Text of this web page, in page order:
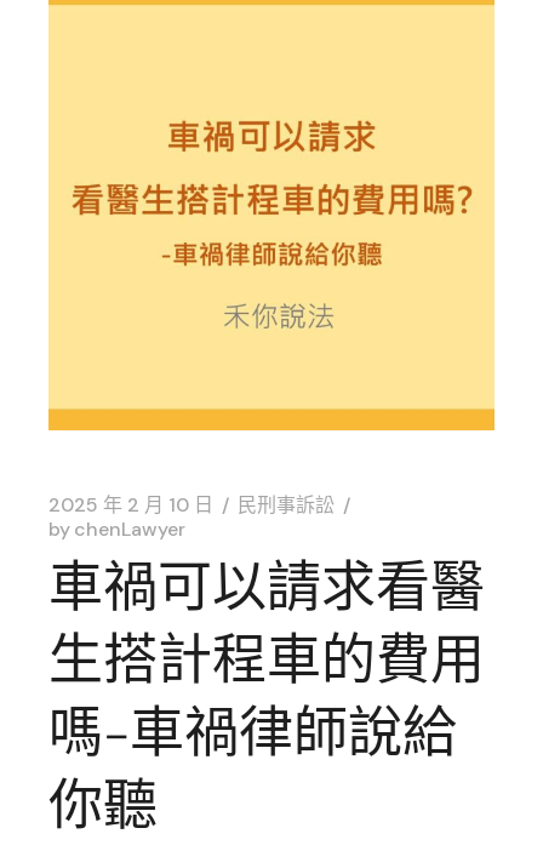
2025 年 2 月 10 日
民刑事訴訟
bychenLawyer
車禍可以請求看醫
生搭計程車的費用
嗎-車禍律師說給
你聽